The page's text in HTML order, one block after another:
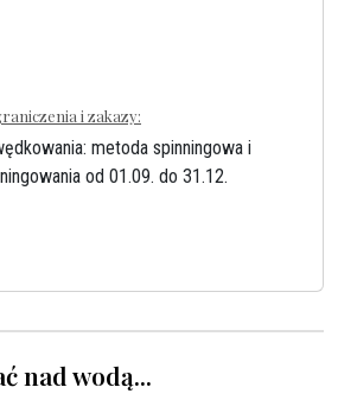
i zakazy:
metoda spinningowa i
od 01.09. do 31.12.
nad wodą...